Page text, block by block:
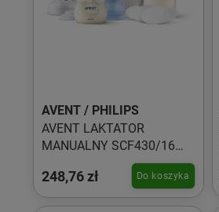
AVENT / PHILIPS
AVENT LAKTATOR
MANUALNY SCF430/16
ZESTAW: BUTELKA 125ml ,
SM.0+, POJEMNIKI DO
PRZECHOWYWANIA x3,
248,76 zł Do koszyka